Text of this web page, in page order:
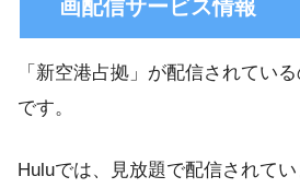
画配信サービス情報
「新空港占拠」が配信されてい
です。
Huluでは、見放題で配信されてい